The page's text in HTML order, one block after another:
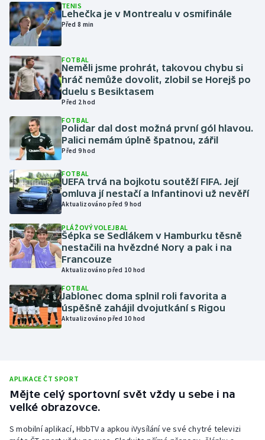
Gymnastika
Házená
Jezdectví
Judo
Krasobruslení
Lezení
Lyže a snowboard
Moderní pětiboj
Motorsport
Olympijské hry
Parasport
Plavání
TENIS
Lehečka je v Montrealu v osmifinále
Před 8 min
FOTBAL
Neměli jsme prohrát, takovou chybu si
hráč nemůže dovolit, zlobil se Horejš po
duelu s Besiktasem
Před 2 hod
FOTBAL
Polidar dal dost možná první gól hlavou.
Palici nemám úplně špatnou, zářil
Před 9 hod
FOTBAL
UEFA trvá na bojkotu soutěží FIFA. Její
omluva jí nestačí a Infantinovi už nevěří
Aktualizováno před 9 hod
PLÁŽOVÝ VOLEJBAL
Šépka se Sedlákem v Hamburku těsně
nestačili na hvězdné Nory a pak i na
Francouze
Aktualizováno před 10 hod
FOTBAL
Jablonec doma splnil roli favorita a
úspěšně zahájil dvojutkání s Rigou
Aktualizováno před 10 hod
APLIKACE ČT SPORT
Mějte celý sportovní svět vždy u sebe i na
velké obrazovce.
S mobilní aplikací, HbbTV a apkou iVysílání ve své chytré televizi